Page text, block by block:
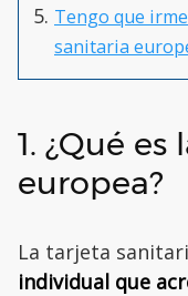
Tengo que
sanitaria
1. ¿Qué
europea?
La tarjeta
individual que